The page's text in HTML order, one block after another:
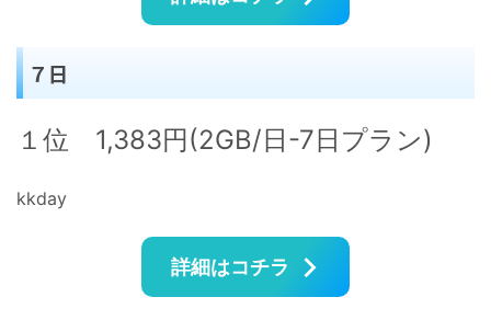
７日
１位 1,383円(2GB/日-7日プラン)
kkday
詳細はコチラ